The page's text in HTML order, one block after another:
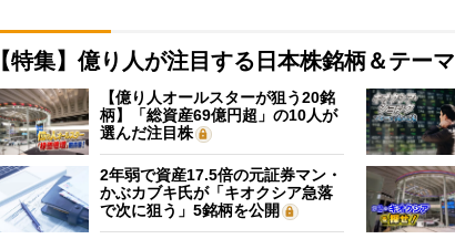
【特集】億り人が注目する日本株銘柄＆テーマ
【億り人オールスターが狙う20銘
柄】「総資産69億円超」の10人が
選んだ注目株
2年弱で資産17.5倍の元証券マン・
かぶカブキ氏が「キオクシア急落
で次に狙う」5銘柄を公開